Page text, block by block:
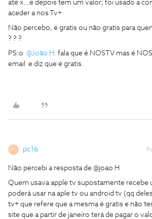
até x…e depois tem um valor; foi usado a
aceder a nos Tv+
Não percebo, é gratis ou não gratis para
? ? ?
PS:o @João H. fala que é NOSTV mas é
email e diz que é gratis.
P pc16
Não percebi a resposta de @joao H
Quem usava apple tv supostamente recebe
poderá usar na aple tv ou android tv (qq
tv+ que refere que a mesma é gratis e não
site que a partir de janeiro terá de pagar o